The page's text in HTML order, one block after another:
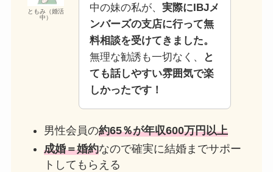
ともみ（婚活
中）
中の妹の私が、 実際にIBJメ
ンバーズの支店に行って無
料相談を受けてきました。
無理な勧誘も一切なく、
と
ても話しやすい雰囲気で楽
しかったです！
男性会員の約65％が年収600万円以上
成婚＝婚約なので確実に結婚までサポー
トしてもらえる